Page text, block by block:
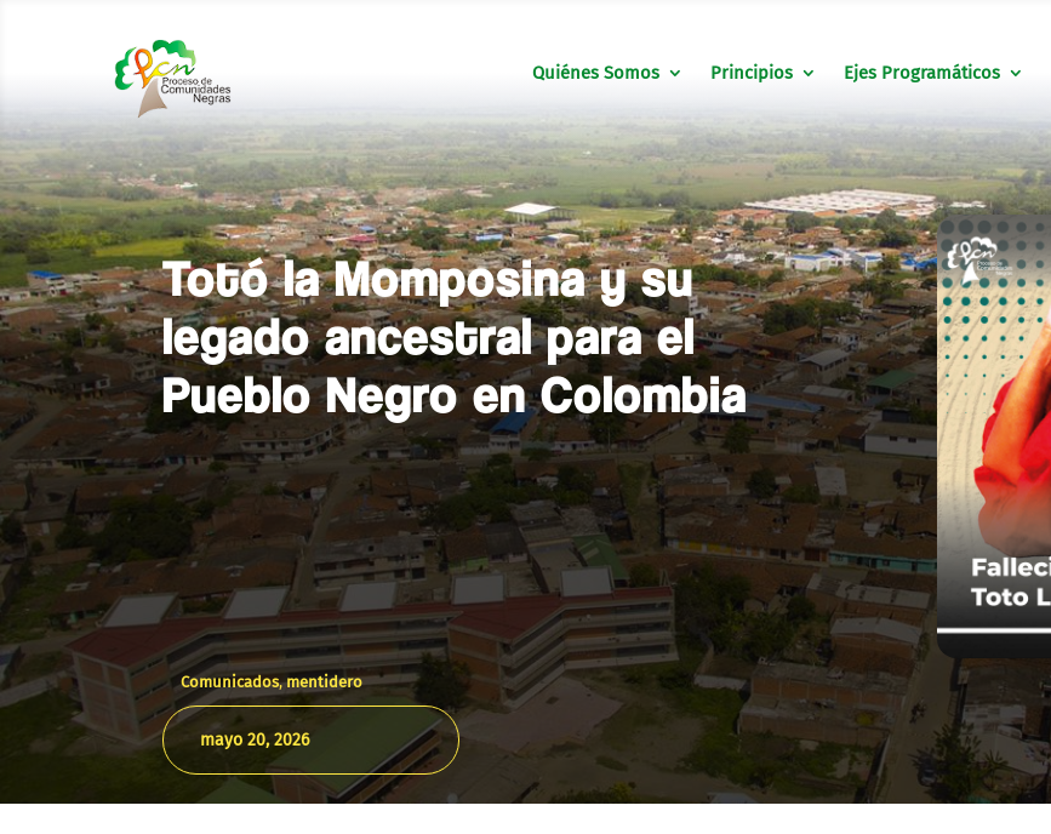
Quiénes Somos Principios Ejes Programáticos
Totó la Momposina y su
legado ancestral para el
Pueblo Negro en Colombia
Comunicados,mentidero
mayo 20, 2026